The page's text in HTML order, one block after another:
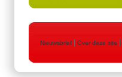
Nieuwsbrief| Over deze site